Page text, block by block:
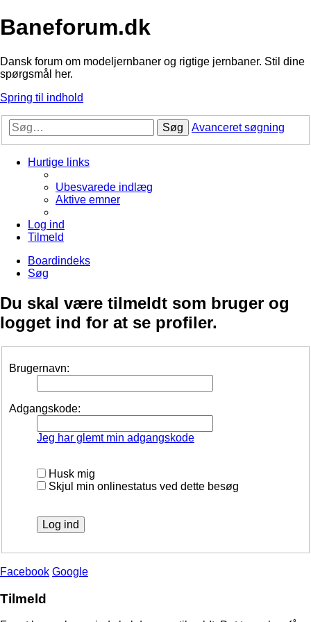
Baneforum.dk
Dansk forum om modeljernbaner og rigtige jernbaner. Stil dine
spørgsmål her.
Spring til indhold
Søg Avanceret søgning
Hurtige links
Ubesvarede indlæg
Aktive emner
Log ind
Tilmeld
Boardindeks
Søg
Du skal være tilmeldt som bruger og
logget ind for at se profiler.
Brugernavn:
Adgangskode:
Jeg har glemt min adgangskode
Husk mig
Skjul min onlinestatus ved dette besøg
Facebook Google
Tilmeld